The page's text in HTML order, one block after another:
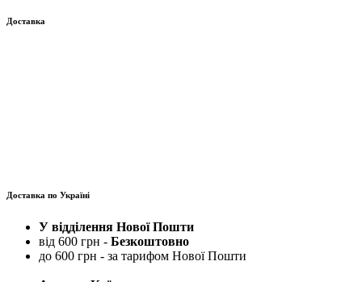
Доставка
Доставка по Україні
У відділення Нової Пошти
від 600 грн - Безкоштовно
до 600 грн - за тарифом Нової Пошти